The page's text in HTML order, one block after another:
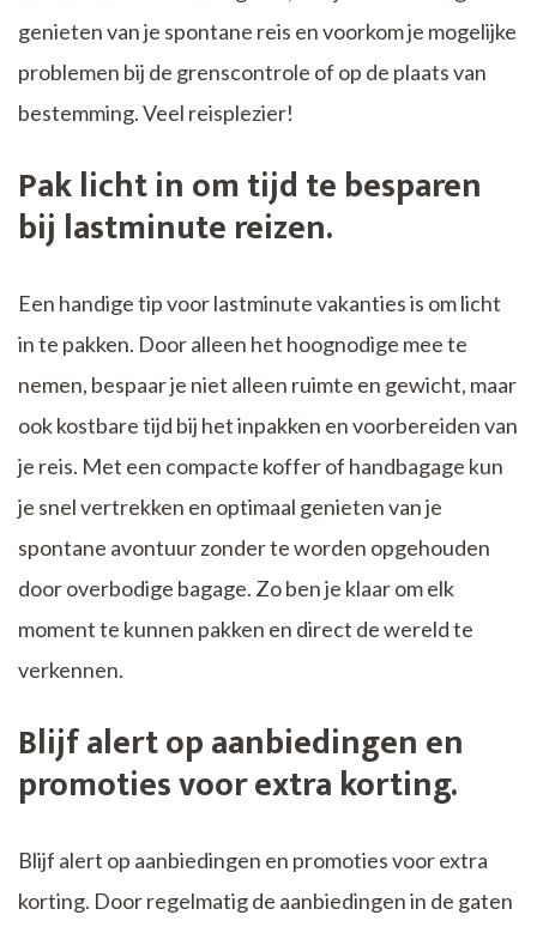
genieten van je spontane reis en voorkom je mogelijke
problemen bij de grenscontrole of op de plaats van
bestemming. Veel reisplezier!
Pak licht in om tijd te besparen
bij lastminute reizen.
Een handige tip voor lastminute vakanties is om licht
in te pakken. Door alleen het hoognodige mee te
nemen, bespaar je niet alleen ruimte en gewicht, maar
ook kostbare tijd bij het inpakken en voorbereiden van
je reis. Met een compacte koffer of handbagage kun
je snel vertrekken en optimaal genieten van je
spontane avontuur zonder te worden opgehouden
door overbodige bagage. Zo ben je klaar om elk
moment te kunnen pakken en direct de wereld te
verkennen.
Blijf alert op aanbiedingen en
promoties voor extra korting.
Blijf alert op aanbiedingen en promoties voor extra
korting. Door regelmatig de aanbiedingen in de gaten